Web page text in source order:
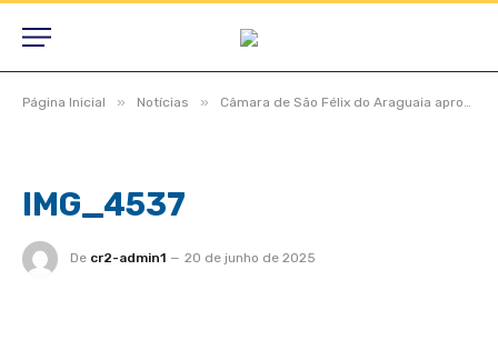
Página Inicial » Notícias » Câmara de São Félix do Araguaia aprova projetos estratégicos em dois turnos durante Sessão Ordinária e Extraordinária
IMG_4537
De cr2-admin1 20 de junho de 2025